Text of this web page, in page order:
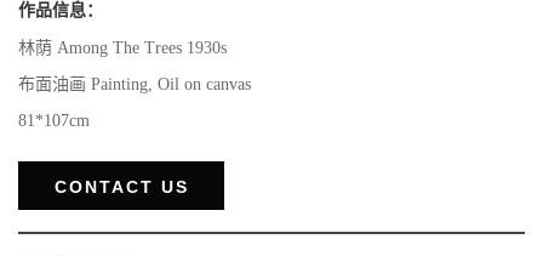
作品信息：
林荫 Among The Trees 1930s
布面油画 Painting, Oil on canvas
81*107cm
CONTACT US